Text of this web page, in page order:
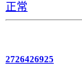
正常
2726426925